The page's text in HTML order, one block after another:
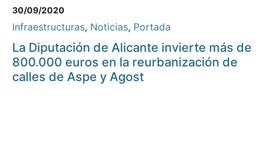
30/09/2020
Infraestructuras, Noticias, Portada
La Diputación de Alicante invierte más de
800.000 euros en la reurbanización de
calles de Aspe y Agost